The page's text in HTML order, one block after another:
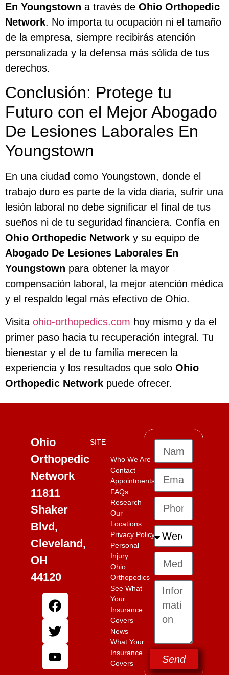
En Youngstown a través de Ohio Orthopedic
Network. No importa tu ocupación ni el tamaño
de la empresa, siempre recibirás atención
personalizada y la defensa más sólida de tus
derechos.
Conclusión: Protege tu
Futuro con el Mejor Abogado
De Lesiones Laborales En
Youngstown
En una ciudad como Youngstown, donde el
trabajo duro es parte de la vida diaria, sufrir una
lesión laboral no debe significar el final de tus
sueños ni de tu seguridad financiera. Confía en
Ohio Orthopedic Network y su equipo de
Abogado De Lesiones Laborales En
Youngstown para obtener la mayor
compensación laboral, la mejor atención médica
y el respaldo legal más efectivo de Ohio.
Visita ohio-orthopedics.com hoy mismo y da el
primer paso hacia tu recuperación integral. Tu
bienestar y el de tu familia merecen la
experiencia y los resultados que solo Ohio
Orthopedic Network puede ofrecer.
Ohio
Orthopedic
Network
11811
Shaker
Blvd,
Cleveland,
OH
44120
SITE
Who We Are
Contact
Appointments
FAQs
Research
Our
Locations
Privacy Policy
Personal
Injury
Ohio
Orthopedics
See What
Your
Insurance
Covers
News
What Your
Insurance
Covers
Send